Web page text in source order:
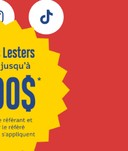
TikTok